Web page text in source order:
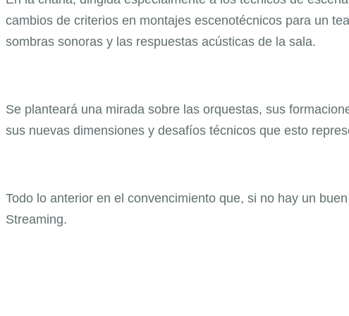
cambios de criterios en montajes escenotécnicos para un
sombras sonoras y las respuestas acústicas de la sala.
Se planteará una mirada sobre las orquestas, sus
sus nuevas dimensiones y desafíos técnicos que esto
Todo lo anterior en el convencimiento que, si no hay un
Streaming.